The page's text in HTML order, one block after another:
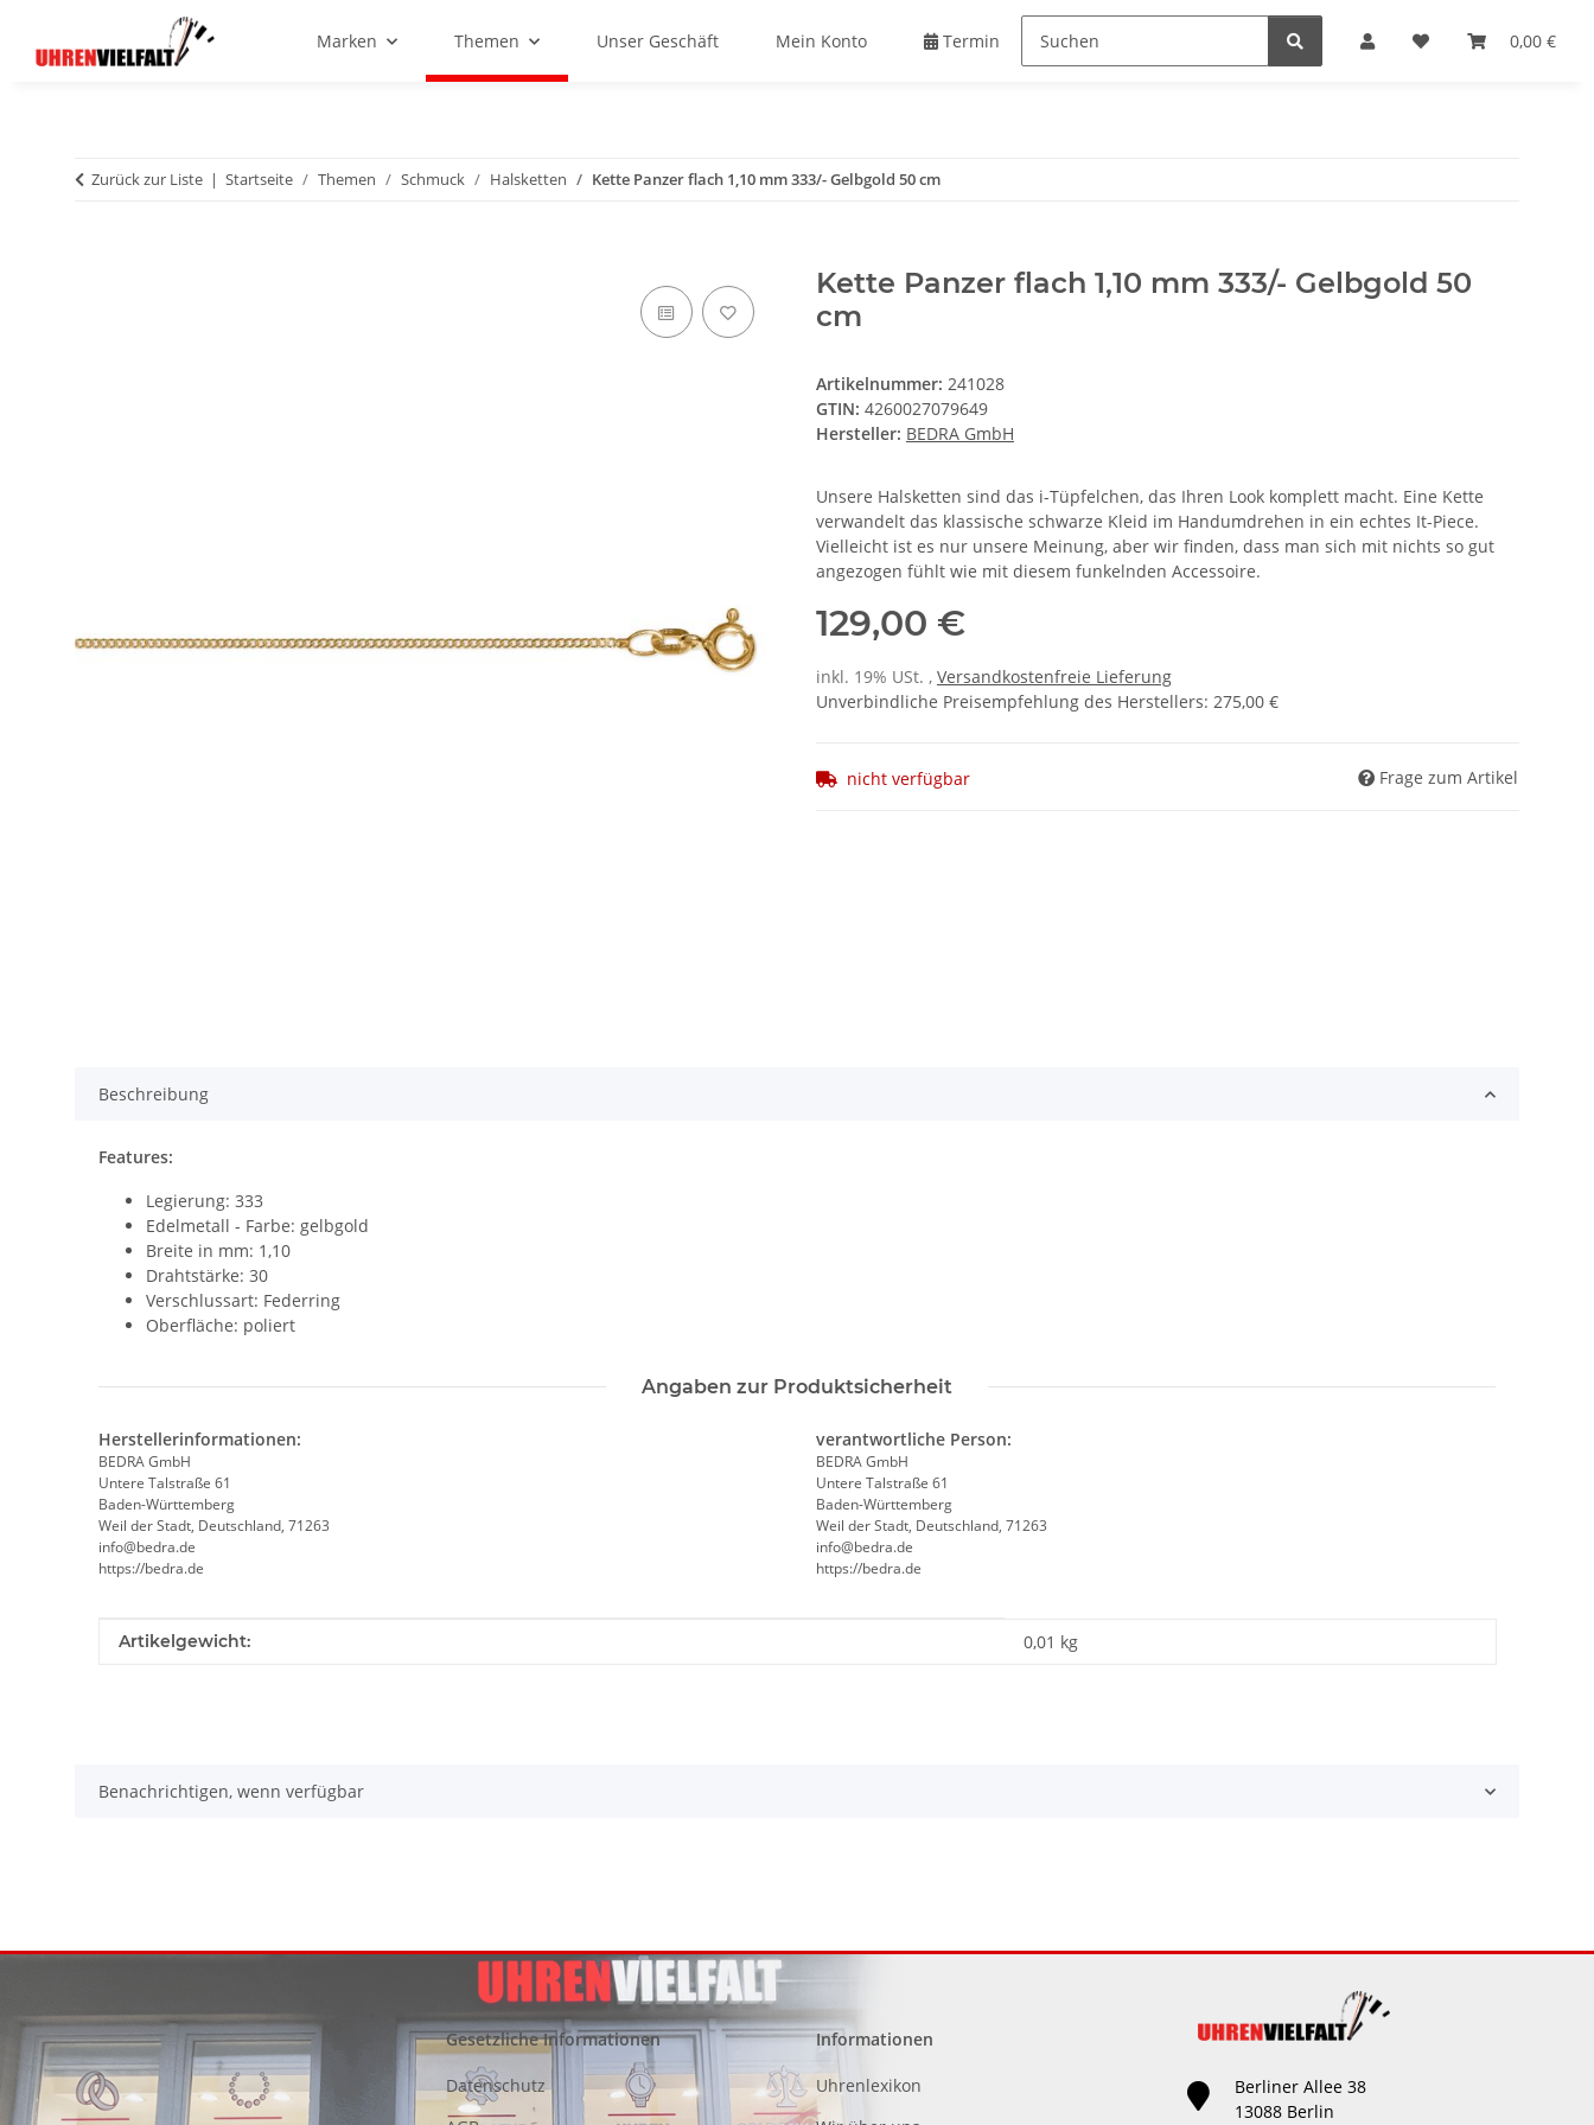
0,00 €
Marken Themen Unser Geschäft Mein Konto Termin buchen
Zurück zur Liste Startseite Themen Schmuck Halsketten Kette Panzer flach 1,10 mm 333/- Gelbgold 50 cm
Kette Panzer flach 1,10 mm 333/- Gelbgold 50
cm
Artikelnummer: 241028
GTIN: 4260027079649
Hersteller: BEDRA GmbH
Unsere Halsketten sind das i-Tüpfelchen, das Ihren Look komplett macht. Eine Kette
verwandelt das klassische schwarze Kleid im Handumdrehen in ein echtes It-Piece.
Vielleicht ist es nur unsere Meinung, aber wir finden, dass man sich mit nichts so gut
angezogen fühlt wie mit diesem funkelnden Accessoire.
129,00 €
inkl. 19% USt. , Versandkostenfreie Lieferung
Unverbindliche Preisempfehlung des Herstellers: 275,00 €
nicht verfügbar Frage zum Artikel
Beschreibung
Features:
Legierung: 333
Edelmetall - Farbe: gelbgold
Breite in mm: 1,10
Drahtstärke: 30
Verschlussart: Federring
Oberfläche: poliert
Angaben zur Produktsicherheit
Herstellerinformationen:
BEDRA GmbH
Untere Talstraße 61
Baden-Württemberg
Weil der Stadt, Deutschland, 71263
info@bedra.de
https://bedra.de
verantwortliche Person:
BEDRA GmbH
Untere Talstraße 61
Baden-Württemberg
Weil der Stadt, Deutschland, 71263
info@bedra.de
https://bedra.de
Produkteigenschaft
Wert
Artikelgewicht: 0,01 kg
Benachrichtigen, wenn verfügbar
Gesetzliche Informationen
Datenschutz
Informationen
Uhrenlexikon
Berliner Allee 38
13088 Berlin